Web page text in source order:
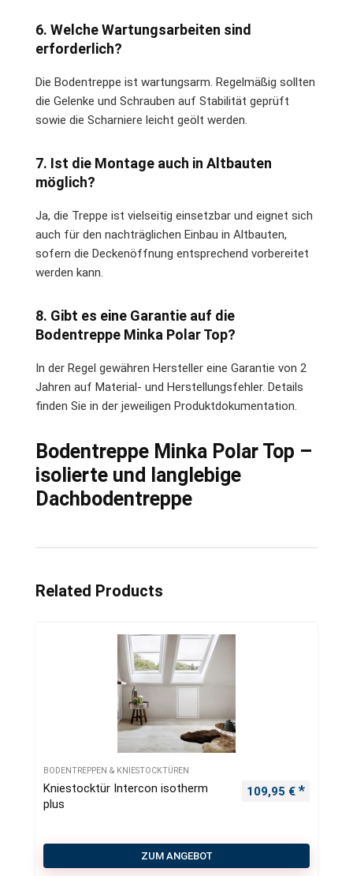
6. Welche Wartungsarbeiten sind
erforderlich?
Die Bodentreppe ist wartungsarm. Regelmäßig sollten
die Gelenke und Schrauben auf Stabilität geprüft
sowie die Scharniere leicht geölt werden.
7. Ist die Montage auch in Altbauten
möglich?
Ja, die Treppe ist vielseitig einsetzbar und eignet sich
auch für den nachträglichen Einbau in Altbauten,
sofern die Deckenöffnung entsprechend vorbereitet
werden kann.
8. Gibt es eine Garantie auf die
Bodentreppe Minka Polar Top?
In der Regel gewähren Hersteller eine Garantie von 2
Jahren auf Material- und Herstellungsfehler. Details
finden Sie in der jeweiligen Produktdokumentation.
Bodentreppe Minka Polar Top –
isolierte und langlebige
Dachbodentreppe
Related Products
BODENTREPPEN & KNIESTOCKTÜREN
Kniestocktür Intercon isotherm
plus
109,95 €
ZUM ANGEBOT